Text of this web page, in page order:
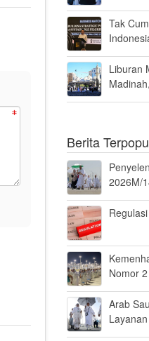
922
Tak
Liburan
Berita
2026M/
Nomor
Umrah
Arab